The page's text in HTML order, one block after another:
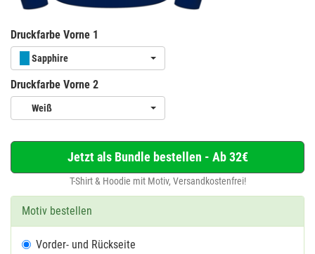
Druckfarbe Vorne 1
Sapphire
Druckfarbe Vorne 2
Weiß
Jetzt als Bundle bestellen - Ab 32€
T-Shirt & Hoodie mit Motiv, Versandkostenfrei!
Motiv bestellen
Vorder- und Rückseite